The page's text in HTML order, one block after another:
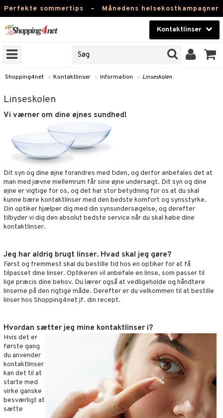
Perfekte sommertips - Månedens helsekostkampagner
Kontaktlinser
Skønhed
Kontaktlinser
Helsekost
Apotek
Hjem & Indretning
Legetøj, Barn & Baby
Varemærker
Kampagner
Shopping4net » Kontaktlinser » Information » Linseskolen
Linseskolen
Vi værner om dine øjnes sundhed!
Dit syn og dine øjne forandres med tiden, og derfor anbefales det at
man med jævne mellemrum får sine øjne undersøgt. Dit syn og dine
øjne er vigtige for os, og det har stor betydning for os at du skal
kunne bære kontaktlinser med den bedste komfort og synsstyrke.
Din optiker hjælper dig med din synsundersøgelse, og derefter
tilbyder vi dig den absolut bedste service når du skal købe dine
kontaktlinser.
Jeg har aldrig brugt linser. Hvad skal jeg gøre?
Først og fremmest skal du bestille tid hos en optiker for at få
tilpasset dine linser. Optikeren vil anbefale en linse, som passer til
lige præcis dine behov. Du lærer også at vedligeholde og håndtere
linserne på den rigtige måde. Derefter er du velkommen til at bestille
linser hos Shopping4net jf. din recept.
Hvordan sætter jeg mine kontaktlinser i?
Hvis det er
første gang
du anvender
kontaktlinser
kan det til at
starte med
virke ganske
besværligt at
sætte
VÆLG LINSE
VAREMÆRKER
under egne varemærker.
linser
& svar